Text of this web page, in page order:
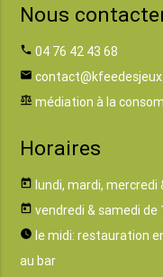
Nous
phone 04 76 42 43 68
email
balance médiation à la
Horaires
today lundi, mardi,
today vendredi & samedi de
watch_later le midi: restauration
au bar